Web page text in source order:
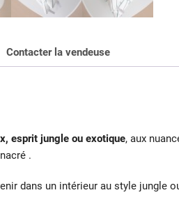
Contacter la vendeuse
esprit jungle ou exotique, aux
.
dans un intérieur au style jungle